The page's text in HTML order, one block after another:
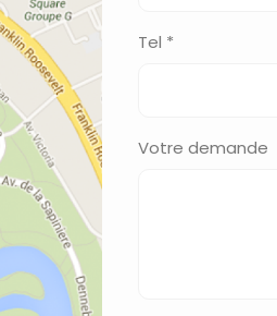
Tel *
Votre demande